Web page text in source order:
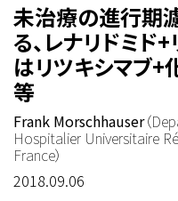
未治療の進行期
る、レナリドミド
はリツキシマブ
等
Frank Morschhauser（
Hospitalier Universitaire
France）
2018.09.06